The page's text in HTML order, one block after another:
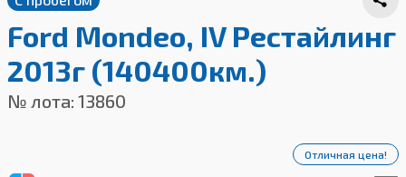
Ford Mondeo, IV Рестайлинг
2013г (140400км.)
№ лота: 13860
Отличная цена!